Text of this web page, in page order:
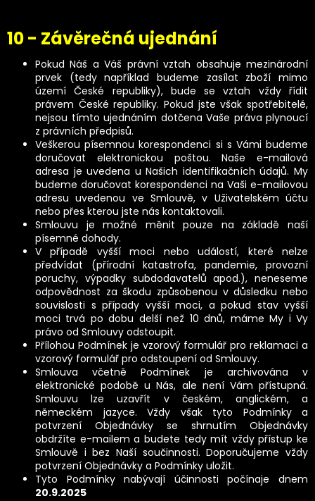
10 - Závěrečná ujednání
Pokud Náš a Váš právní vztah obsahuje mezinárodní
prvek (tedy například budeme zasílat zboží mimo
území České republiky), bude se vztah vždy řídit
právem České republiky. Pokud jste však spotřebitelé,
nejsou tímto ujednáním dotčena Vaše práva plynoucí
z právních předpisů.
Veškerou písemnou korespondenci si s Vámi budeme
doručovat elektronickou poštou. Naše e-mailová
adresa je uvedena u Našich identifikačních údajů. My
budeme doručovat korespondenci na Vaši e-mailovou
adresu uvedenou ve Smlouvě, v Uživatelském účtu
nebo přes kterou jste nás kontaktovali.
Smlouvu je možné měnit pouze na základě naší
písemné dohody.
V případě vyšší moci nebo událostí, které nelze
předvídat (přírodní katastrofa, pandemie, provozní
poruchy, výpadky subdodavatelů apod.), neneseme
odpovědnost za škodu způsobenou v důsledku nebo
souvislosti s případy vyšší moci, a pokud stav vyšší
moci trvá po dobu delší než 10 dnů, máme My i Vy
právo od Smlouvy odstoupit.
Přílohou Podmínek je vzorový formulář pro reklamaci a
vzorový formulář pro odstoupení od Smlouvy.
Smlouva včetně Podmínek je archivována v
elektronické podobě u Nás, ale není Vám přístupná.
Smlouvu lze uzavřít v českém, anglickém, a
německém jazyce. Vždy však tyto Podmínky a
potvrzení Objednávky se shrnutím Objednávky
obdržíte e-mailem a budete tedy mít vždy přístup ke
Smlouvě i bez Naší součinnosti. Doporučujeme vždy
potvrzení Objednávky a Podmínky uložit.
Tyto Podmínky nabývají účinnosti počínaje dnem
20.9.2025